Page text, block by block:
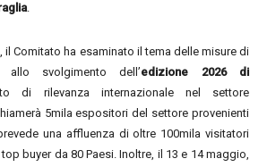
.
il Comitato ha esaminato il tema delle misure di
allo svolgimento dell’edizione 2026 di
di rilevanza internazionale nel settore
5mila espositori del settore provenienti
una affluenza di oltre 100mila visitatori
buyer da 80 Paesi. Inoltre, il 13 e 14 maggio,